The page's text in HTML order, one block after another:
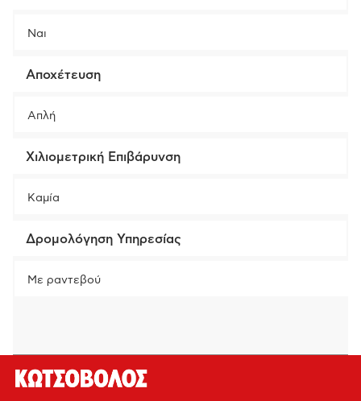
Ναι
Αποχέτευση
Απλή
Χιλιομετρική Επιβάρυνση
Καμία
Δρομολόγηση Υπηρεσίας
Με ραντεβού